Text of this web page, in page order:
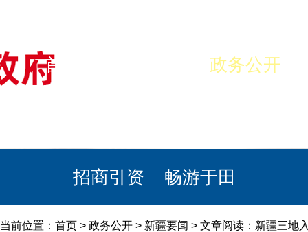
首页 政务公开
招商引资 畅游于田
当前位置： 首页 > 政务公开 > 新疆要闻 > 文章阅读：新疆三地